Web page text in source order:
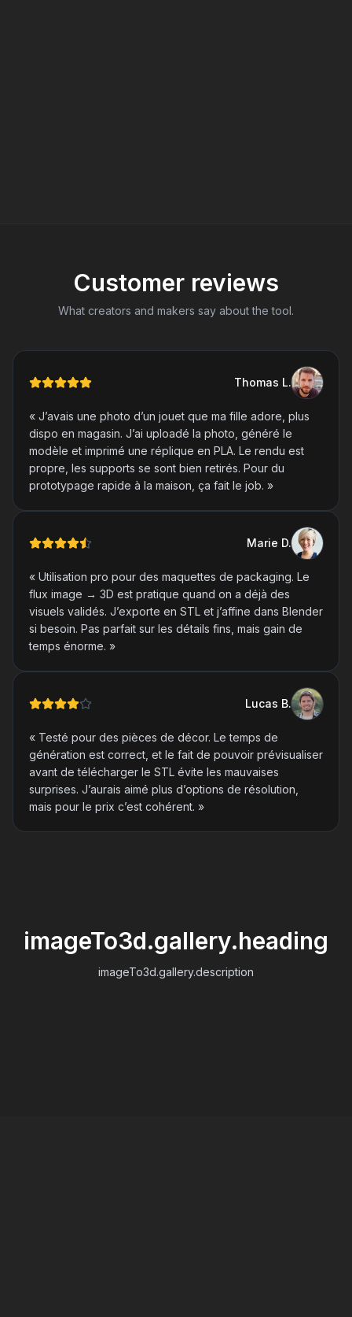
Customer reviews
What creators and makers say about the tool.
Thomas L.
« J’avais une photo d’un jouet que ma fille adore, plus
dispo en magasin. J’ai uploadé la photo, généré le
modèle et imprimé une réplique en PLA. Le rendu est
propre, les supports se sont bien retirés. Pour du
prototypage rapide à la maison, ça fait le job. »
Marie D.
« Utilisation pro pour des maquettes de packaging. Le
flux image → 3D est pratique quand on a déjà des
visuels validés. J’exporte en STL et j’affine dans Blender
si besoin. Pas parfait sur les détails fins, mais gain de
temps énorme. »
Lucas B.
« Testé pour des pièces de décor. Le temps de
génération est correct, et le fait de pouvoir prévisualiser
avant de télécharger le STL évite les mauvaises
surprises. J’aurais aimé plus d’options de résolution,
mais pour le prix c’est cohérent. »
imageTo3d.gallery.heading
imageTo3d.gallery.description